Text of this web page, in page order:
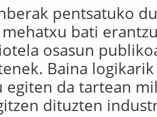
pentsatuko
bati
osasun
Baina
egiten da tartean
dituzten